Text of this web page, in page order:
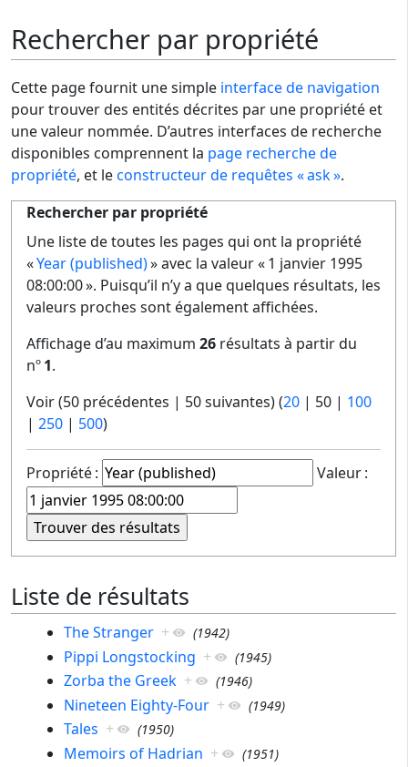
Rechercher par propriété
Cette page fournit une simple interface de navigation
pour trouver des entités décrites par une propriété et
une valeur nommée. D’autres interfaces de recherche
disponibles comprennent la page recherche de
propriété, et leconstructeur de requêtes « ask ».
Rechercher par propriété
Une liste de toutes les pages qui ont la propriété
«Year (published)» avec la valeur « 1 janvier 1995
08:00:00 ». Puisqu’il n’y a que quelques résultats, les
valeurs proches sont également affichées.
Affichage d’au maximum 26 résultats à partir du
nº1.
Voir (50 précédentes | 50 suivantes) (20 | 50 | 100
| 250 | 500)
Propriété : Valeur :
Liste de résultats
The Stranger + (1942)
Pippi Longstocking + (1945)
Zorba the Greek + (1946)
Nineteen Eighty-Four + (1949)
Tales + (1950)
Memoirs of Hadrian + (1951)